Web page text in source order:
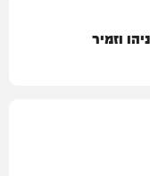
וזמיר